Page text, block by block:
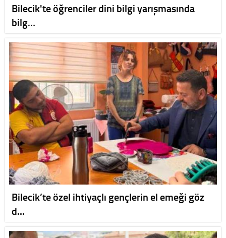
Bilecik'te öğrenciler dini bilgi yarışmasında
bilg…
Bilecik’te özel ihtiyaçlı gençlerin el emeği göz
d…